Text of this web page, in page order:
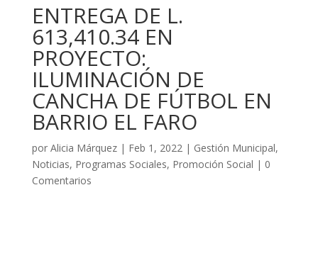
ENTREGA DE L.
613,410.34 EN
PROYECTO:
ILUMINACIÓN DE
CANCHA DE FÚTBOL EN
BARRIO EL FARO
por Alicia Márquez| Feb 1, 2022| Gestión Municipal,
Noticias, Programas Sociales, Promoción Social | 0
Comentarios